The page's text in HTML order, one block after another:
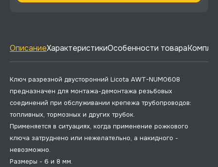
ОписаниеХарактеристикиОсобенности товара
Ключ разрезной двусторонний Licota AWT-NUM0608
предназначен для монтажа-демонтажа резьбовых
соединений при обслуживании крепежа трубопроводов:
топливных, тормозных и других трубок.
Применяется в ситуациях, когда применение рожкового
ключа затруднено или нежелательно, а накидного -
невозможно.
Размеры - 6 и 8 мм.